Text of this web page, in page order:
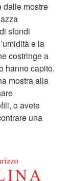
dalle mostre
sfondi
e la
costringe a
hanno capito.
mostra alla
o avete
una